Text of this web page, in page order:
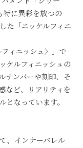
に異彩を放つの
た「ニッケルフィニ
ィニッシュ〉」で
ケルフィニッシュの
ナンバーや刻印、そ
など、リアリティを
となっています。
、インナーバレル